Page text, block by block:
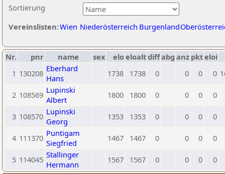
Sortierung
Vereinslisten:Wien Niederösterreich Burgenland
Nr. pnr name sex eloeloaltdiffabg anz pkteloi
1 130208 Eberhard
Hans
1738 1738 0 0 0 0
2 108569 Lupinski
Albert
1800 1800 0 0 0 0
3 108570 Lupinski
Georg
1353 1353 0 0 0 0
4 111370 Puntigam
Siegfried
1467 1467 0 0 0 0
5 114045 Stallinger
Hermann
1567 1567 0 0 0 0